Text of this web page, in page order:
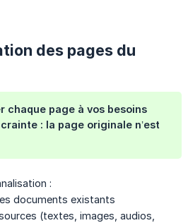
des pages du
chaque page à vos besoins
: la page originale n’est
:
documents existants
(textes, images, audios,